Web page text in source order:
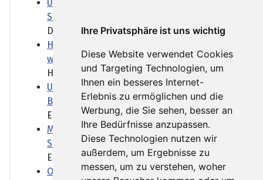
Ihre Privatsphäre ist uns wichtig
Diese Website verwendet Cookies
und Targeting Technologien, um
Ihnen ein besseres Internet-
Erlebnis zu ermöglichen und die
Werbung, die Sie sehen, besser an
Ihre Bedürfnisse anzupassen.
Diese Technologien nutzen wir
außerdem, um Ergebnisse zu
messen, um zu verstehen, woher
US-Senat beschließt verschärfte Russland-
Sanktionen
Der US-Senat macht den Weg...
Hitzewelle im Gazastreifen: "Die Zelte sind
wie stickige Backöfen"
Hunderttausende Menschen...
US-Gericht stoppt vorerst Bau von Trumps
Ballsaal
Ein Ballsaal nach den...
Minderjährige in Ceuta bringen Spanien in
Schwierigkeiten
Erwachsene Migranten haben...
Oman - ein Tanker und die Angst vor einer